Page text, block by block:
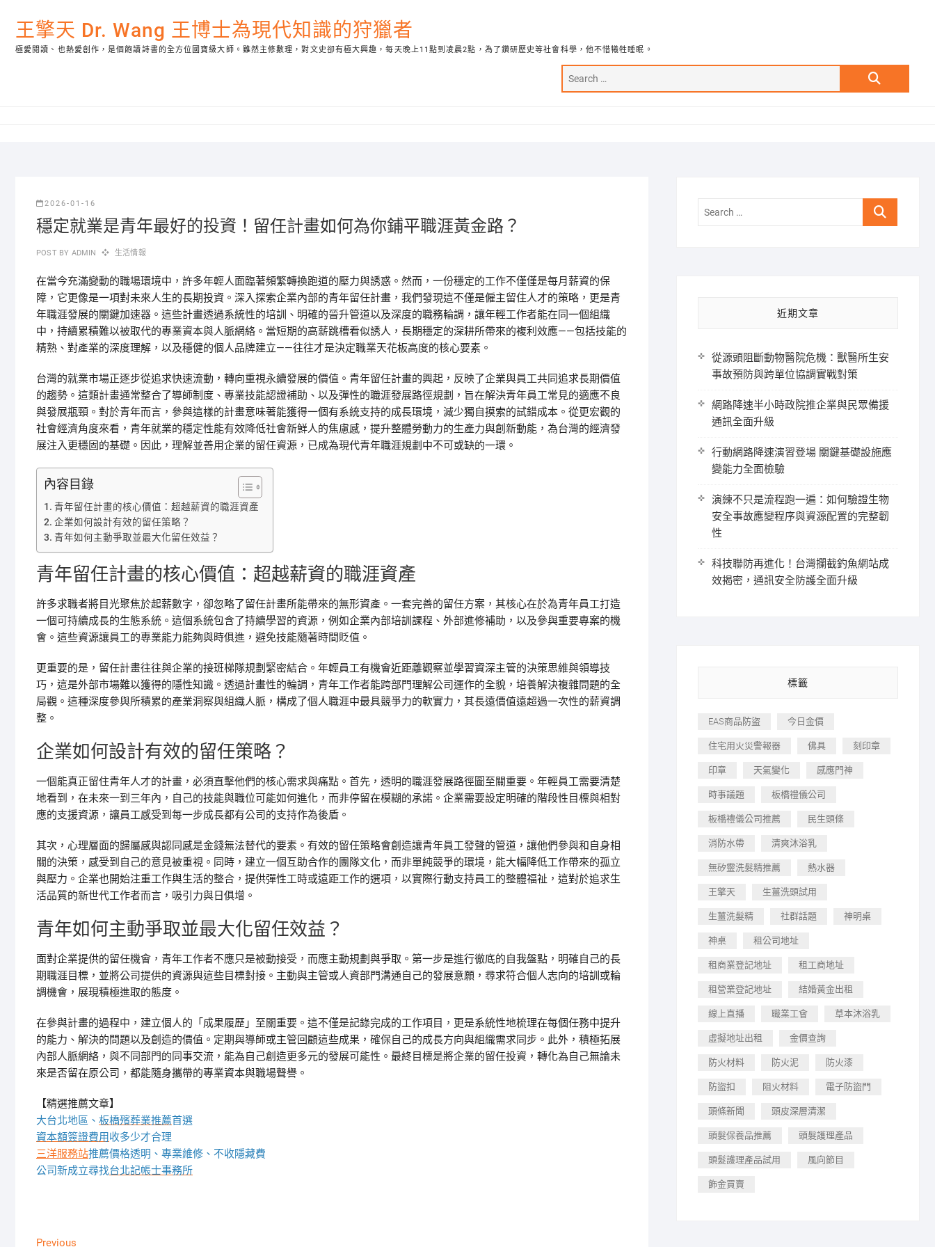
content王擎天 Dr. Wang 王博士為現代知識的狩獵者
極愛閱讀、也熱愛創作，是個飽讀詩書的全方位國寶級大師。雖然主修數理，對文史卻有極大興趣，每天晚上11點到凌晨2點，為了鑽研歷史等社會科學，他不惜犧牲睡眠。
Search
2026-01-16
穩定就業是青年最好的投資！留任計畫如何為你鋪平職涯黃金路？
POST BY ADMIN 生活情報
在當今充滿變動的職場環境中，許多年輕人面臨著頻繁轉換跑道的壓力與誘惑。然而，一份穩定的工作不僅僅是每月薪資的保
障，它更像是一項對未來人生的長期投資。深入探索企業內部的青年留任計畫，我們發現這不僅是僱主留住人才的策略，更是青
年職涯發展的關鍵加速器。這些計畫透過系統性的培訓、明確的晉升管道以及深度的職務輪調，讓年輕工作者能在同一個組織
中，持續累積難以被取代的專業資本與人脈網絡。當短期的高薪跳槽看似誘人，長期穩定的深耕所帶來的複利效應——包括技能的
精熟、對產業的深度理解，以及穩健的個人品牌建立——往往才是決定職業天花板高度的核心要素。
台灣的就業市場正逐步從追求快速流動，轉向重視永續發展的價值。青年留任計畫的興起，反映了企業與員工共同追求長期價值
的趨勢。這類計畫通常整合了導師制度、專業技能認證補助、以及彈性的職涯發展路徑規劃，旨在解決青年員工常見的適應不良
與發展瓶頸。對於青年而言，參與這樣的計畫意味著能獲得一個有系統支持的成長環境，減少獨自摸索的試錯成本。從更宏觀的
社會經濟角度來看，青年就業的穩定性能有效降低社會新鮮人的焦慮感，提升整體勞動力的生產力與創新動能，為台灣的經濟發
展注入更穩固的基礎。因此，理解並善用企業的留任資源，已成為現代青年職涯規劃中不可或缺的一環。
內容目錄
青年留任計畫的核心價值：超越薪資的職涯資產
企業如何設計有效的留任策略？
青年如何主動爭取並最大化留任效益？
青年留任計畫的核心價值：超越薪資的職涯資產
許多求職者將目光聚焦於起薪數字，卻忽略了留任計畫所能帶來的無形資產。一套完善的留任方案，其核心在於為青年員工打造
一個可持續成長的生態系統。這個系統包含了持續學習的資源，例如企業內部培訓課程、外部進修補助，以及參與重要專案的機
會。這些資源讓員工的專業能力能夠與時俱進，避免技能隨著時間貶值。
更重要的是，留任計畫往往與企業的接班梯隊規劃緊密結合。年輕員工有機會近距離觀察並學習資深主管的決策思維與領導技
巧，這是外部市場難以獲得的隱性知識。透過計畫性的輪調，青年工作者能跨部門理解公司運作的全貌，培養解決複雜問題的全
局觀。這種深度參與所積累的產業洞察與組織人脈，構成了個人職涯中最具競爭力的軟實力，其長遠價值遠超過一次性的薪資調
整。
企業如何設計有效的留任策略？
一個能真正留住青年人才的計畫，必須直擊他們的核心需求與痛點。首先，透明的職涯發展路徑圖至關重要。年輕員工需要清楚
地看到，在未來一到三年內，自己的技能與職位可能如何進化，而非停留在模糊的承諾。企業需要設定明確的階段性目標與相對
應的支援資源，讓員工感受到每一步成長都有公司的支持作為後盾。
其次，心理層面的歸屬感與認同感是金錢無法替代的要素。有效的留任策略會創造讓青年員工發聲的管道，讓他們參與和自身相
關的決策，感受到自己的意見被重視。同時，建立一個互助合作的團隊文化，而非單純競爭的環境，能大幅降低工作帶來的孤立
與壓力。企業也開始注重工作與生活的整合，提供彈性工時或遠距工作的選項，以實際行動支持員工的整體福祉，這對於追求生
活品質的新世代工作者而言，吸引力與日俱增。
青年如何主動爭取並最大化留任效益？
面對企業提供的留任機會，青年工作者不應只是被動接受，而應主動規劃與爭取。第一步是進行徹底的自我盤點，明確自己的長
期職涯目標，並將公司提供的資源與這些目標對接。主動與主管或人資部門溝通自己的發展意願，尋求符合個人志向的培訓或輪
調機會，展現積極進取的態度。
在參與計畫的過程中，建立個人的「成果履歷」至關重要。這不僅是記錄完成的工作項目，更是系統性地梳理在每個任務中提升
的能力、解決的問題以及創造的價值。定期與導師或主管回顧這些成果，確保自己的成長方向與組織需求同步。此外，積極拓展
內部人脈網絡，與不同部門的同事交流，能為自己創造更多元的發展可能性。最終目標是將企業的留任投資，轉化為自己無論未
來是否留在原公司，都能隨身攜帶的專業資本與職場聲譽。
【精選推薦文章】
大台北地區、 板橋殯葬業推薦首選
資本額簽證費用收多少才合理
三洋服務站推薦價格透明、專業維修、不收隱藏費
公司新成立尋找台北記帳士事務所
Previous
Search
近期文章
從源頭阻斷動物醫院危機：獸醫所生安
事故預防與跨單位協調實戰對策
網路降速半小時政院推企業與民眾備援
通訊全面升級
行動網路降速演習登場 關鍵基礎設施應
變能力全面檢驗
演練不只是流程跑一遍：如何驗證生物
安全事故應變程序與資源配置的完整韌
性
科技聯防再進化！台灣攔截釣魚網站成
效揭密，通訊安全防護全面升級
標籤
EAS商品防盜 今日金價
住宅用火災警報器 佛具 刻印章
印章 天氣變化 感應門神
時事議題 板橋禮儀公司
板橋禮儀公司推薦 民生頭條
消防水帶 清爽沐浴乳
無矽靈洗髮精推薦 熱水器
王擎天 生薑洗頭試用
生薑洗髮精 社群話題 神明桌
神桌 租公司地址
租商業登記地址 租工商地址
租營業登記地址 結婚黃金出租
線上直播 職業工會 草本沐浴乳
虛擬地址出租 金價查詢
防火材料 防火泥 防火漆
防盜扣 阻火材料 電子防盜門
頭條新聞 頭皮深層清潔
頭髮保養品推薦 頭髮護理產品
頭髮護理產品試用 風向節目
飾金買賣